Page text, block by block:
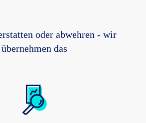
oder abwehren - wir
übernehmen das